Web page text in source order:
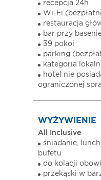
recepcja 24h
Wi-Fi
restauracja
bar przy
39 pokoi
parking
kategoria
hotel nie
ograniczonej
WYŻYWIENIE
All Inclusive
śniadanie,
bufetu
do kolacji
przekąski w